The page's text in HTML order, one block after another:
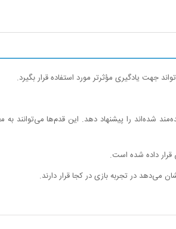
جهت یادگیری مؤثرتر مورد استفاده قرار بگیرد.
شده‌اند را پیشنهاد دهد. این قدم‌ها می‌توانند به
قرار داده شده است.